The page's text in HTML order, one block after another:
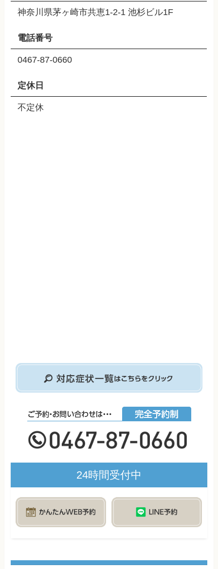
神奈川県茅ヶ崎市共恵1-2-1 池杉ビル1F
電話番号
0467-87-0660
定休日
不定休
24時間受付中